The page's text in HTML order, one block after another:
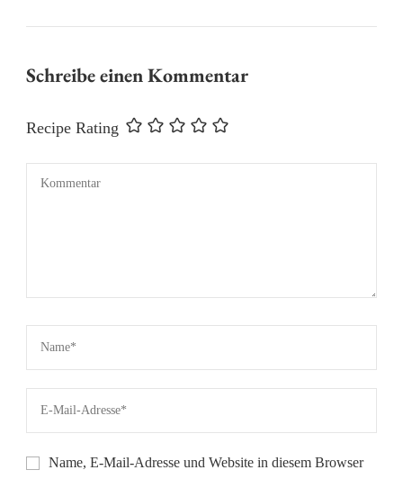
Schreibe einen Kommentar
Recipe Rating
Name, E-Mail-Adresse und Website in diesem Browser